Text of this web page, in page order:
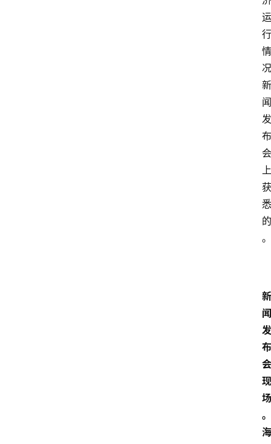
运
行
情
况
新
闻
发
布
会
上
获
悉
的
。
新
闻
发
布
会
现
场
。
海